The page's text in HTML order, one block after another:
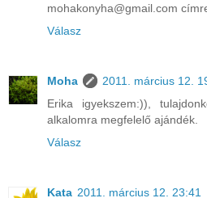
mohakonyha@gmail.com
Válasz
Moha
2011. március 12.
Erika igyekszem:)),
alkalomra megfelelő ajándék.
Válasz
Kata 2011. március 12. 23:41